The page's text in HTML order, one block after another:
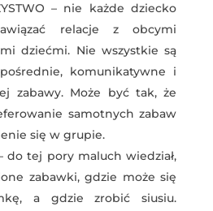
– nie każde dziecko
relacje z obcymi
dziećmi. Nie wszystkie są
komunikatywne i
zabawy. Może być tak, że
samotnych zabaw
się w grupie.
do tej pory maluch wiedział,
zabawki, gdzie może się
a gdzie zrobić siusiu.